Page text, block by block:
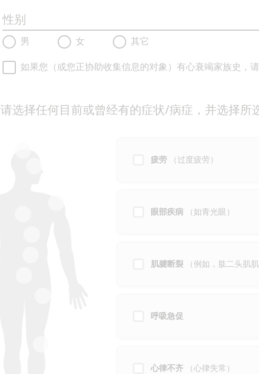
性别
男 女
其它
如果您（或您正协助收集信息的对象）有心衰竭家族史，请
请选择任何目前或曾经有的症状/病症，并选择所
疲劳（过度疲劳）
眼部疾病（如青光眼）
肌腱断裂（例如，肱二头肌肌
呼吸急促
心律不齐（心律失常）